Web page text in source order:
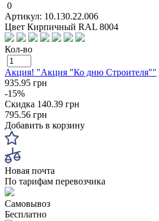
0
Артикул: 10.130.22.006
Цвет Кирпичный RAL 8004
Кол-во
Акция! "Акция "Ко дню Строителя""
935.95 грн
-15%
Скидка 140.39 грн
795.56 грн
Добавить в корзину
Новая почта
По тарифам перевозчика
Самовывоз
Бесплатно